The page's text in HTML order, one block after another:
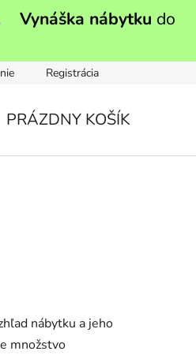
Vynáška nábytku do
Registrácia
PRÁZDNY KOŠÍK
nábytku a jeho
množstvo